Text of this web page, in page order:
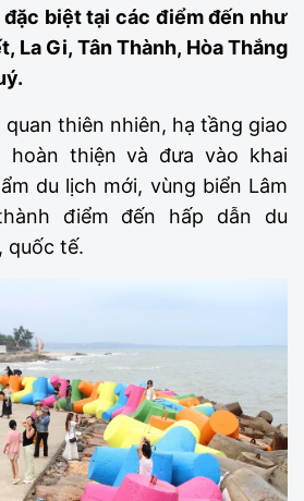
đặc biệt tại các điểm đến như
La Gi, Tân Thành, Hòa Thắng
thiên nhiên, hạ tầng giao
hoàn thiện và đưa vào khai
du lịch mới, vùng biển Lâm
điểm đến hấp dẫn du
quốc tế.